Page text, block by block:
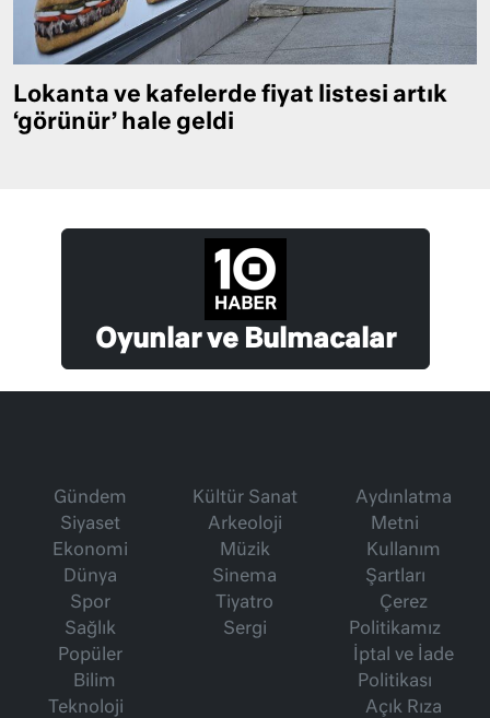
Lokanta ve kafelerde fiyat listesi artık
‘görünür’ hale geldi
Oyunlar ve Bulmacalar
Gündem
Siyaset
Ekonomi
Dünya
Spor
Sağlık
Popüler
Bilim
Teknoloji
Kültür Sanat
Arkeoloji
Müzik
Sinema
Tiyatro
Sergi
Aydınlatma
Metni
Kullanım
Şartları
Çerez
Politikamız
İptal ve İade
Politikası
Açık Rıza